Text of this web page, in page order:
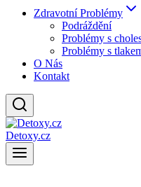
Zdravotní Problémy
Podráždění
Problémy s
Problémy s
O Nás
Kontakt
Detoxy.cz